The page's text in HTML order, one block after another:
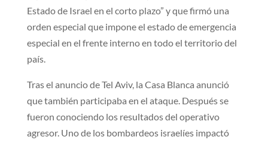
Estado de Israel en el corto plazo” y que firmó una
orden especial que impone el estado de emergencia
especial en el frente interno en todo el territorio del
país.
Tras el anuncio de Tel Aviv, la Casa Blanca anunció
que también participaba en el ataque. Después se
fueron conociendo los resultados del operativo
agresor. Uno de los bombardeos israelíes impactó